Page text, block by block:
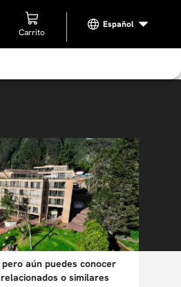
aún puedes conocer
o similares